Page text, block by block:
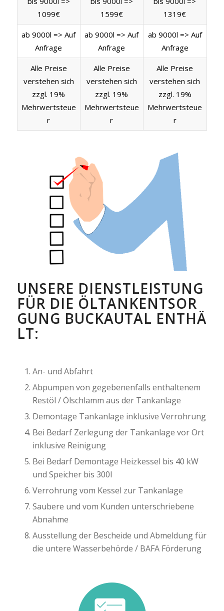
1099€
1599€
1319€
ab 9000l => Auf
Anfrage
ab 9000l => Auf
Anfrage
ab 9000l => Auf
Anfrage
Alle Preise
verstehen sich
zzgl. 19%
Mehrwertsteue
r
Alle Preise
verstehen sich
zzgl. 19%
Mehrwertsteue
r
Alle Preise
verstehen sich
zzgl. 19%
Mehrwertsteue
r
UNSERE DIENSTLEISTUNG
FÜR DIE ÖLTANKENTSOR
GUNG BUCKAUTAL ENTHÄ
LT:
An- und Abfahrt
Abpumpen von gegebenenfalls enthaltenem
Restöl / Ölschlamm aus der Tankanlage
Demontage Tankanlage inklusive Verrohrung
Bei Bedarf Zerlegung der Tankanlage vor Ort
inklusive Reinigung
Bei Bedarf Demontage Heizkessel bis 40 kW
und Speicher bis 300l
Verrohrung vom Kessel zur Tankanlage
Saubere und vom Kunden unterschriebene
Abnahme
Ausstellung der Bescheide und Abmeldung für
die untere Wasserbehörde / BAFA Förderung